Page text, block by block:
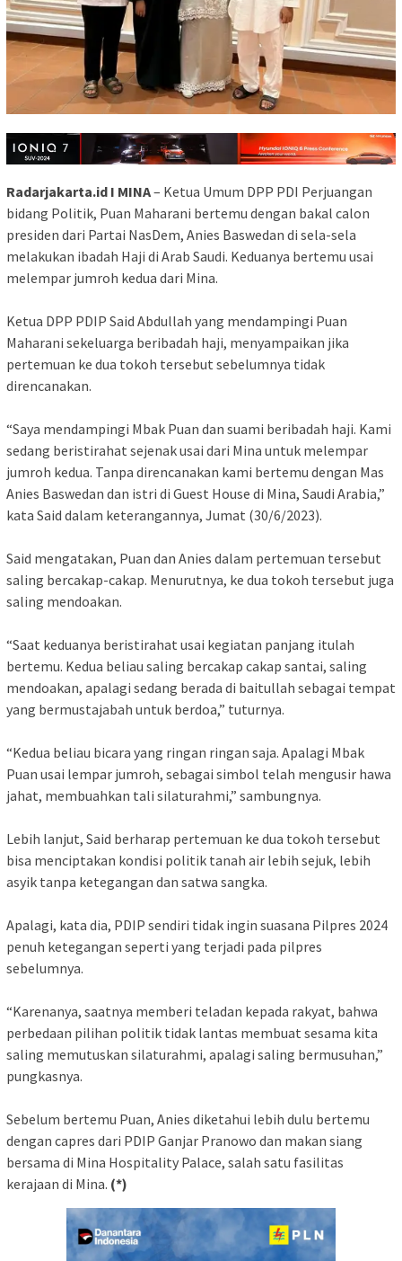
Radarjakarta.id I MINA– Ketua Umum DPP PDI Perjuangan
bidang Politik, Puan Maharani bertemu dengan bakal calon
presiden dari Partai NasDem, Anies Baswedan di sela-sela
melakukan ibadah Haji di Arab Saudi. Keduanya bertemu usai
melempar jumroh kedua dari Mina.
Ketua DPP PDIP Said Abdullah yang mendampingi Puan
Maharani sekeluarga beribadah haji, menyampaikan jika
pertemuan ke dua tokoh tersebut sebelumnya tidak
direncanakan.
“Saya mendampingi Mbak Puan dan suami beribadah haji. Kami
sedang beristirahat sejenak usai dari Mina untuk melempar
jumroh kedua. Tanpa direncanakan kami bertemu dengan Mas
Anies Baswedan dan istri di Guest House di Mina, Saudi Arabia,”
kata Said dalam keterangannya, Jumat (30/6/2023).
Said mengatakan, Puan dan Anies dalam pertemuan tersebut
saling bercakap-cakap. Menurutnya, ke dua tokoh tersebut juga
saling mendoakan.
“Saat keduanya beristirahat usai kegiatan panjang itulah
bertemu. Kedua beliau saling bercakap cakap santai, saling
mendoakan, apalagi sedang berada di baitullah sebagai tempat
yang bermustajabah untuk berdoa,” tuturnya.
“Kedua beliau bicara yang ringan ringan saja. Apalagi Mbak
Puan usai lempar jumroh, sebagai simbol telah mengusir hawa
jahat, membuahkan tali silaturahmi,” sambungnya.
Lebih lanjut, Said berharap pertemuan ke dua tokoh tersebut
bisa menciptakan kondisi politik tanah air lebih sejuk, lebih
asyik tanpa ketegangan dan satwa sangka.
Apalagi, kata dia, PDIP sendiri tidak ingin suasana Pilpres 2024
penuh ketegangan seperti yang terjadi pada pilpres
sebelumnya.
“Karenanya, saatnya memberi teladan kepada rakyat, bahwa
perbedaan pilihan politik tidak lantas membuat sesama kita
saling memutuskan silaturahmi, apalagi saling bermusuhan,”
pungkasnya.
Sebelum bertemu Puan, Anies diketahui lebih dulu bertemu
dengan capres dari PDIP Ganjar Pranowo dan makan siang
bersama di Mina Hospitality Palace, salah satu fasilitas
kerajaan di Mina. (*)